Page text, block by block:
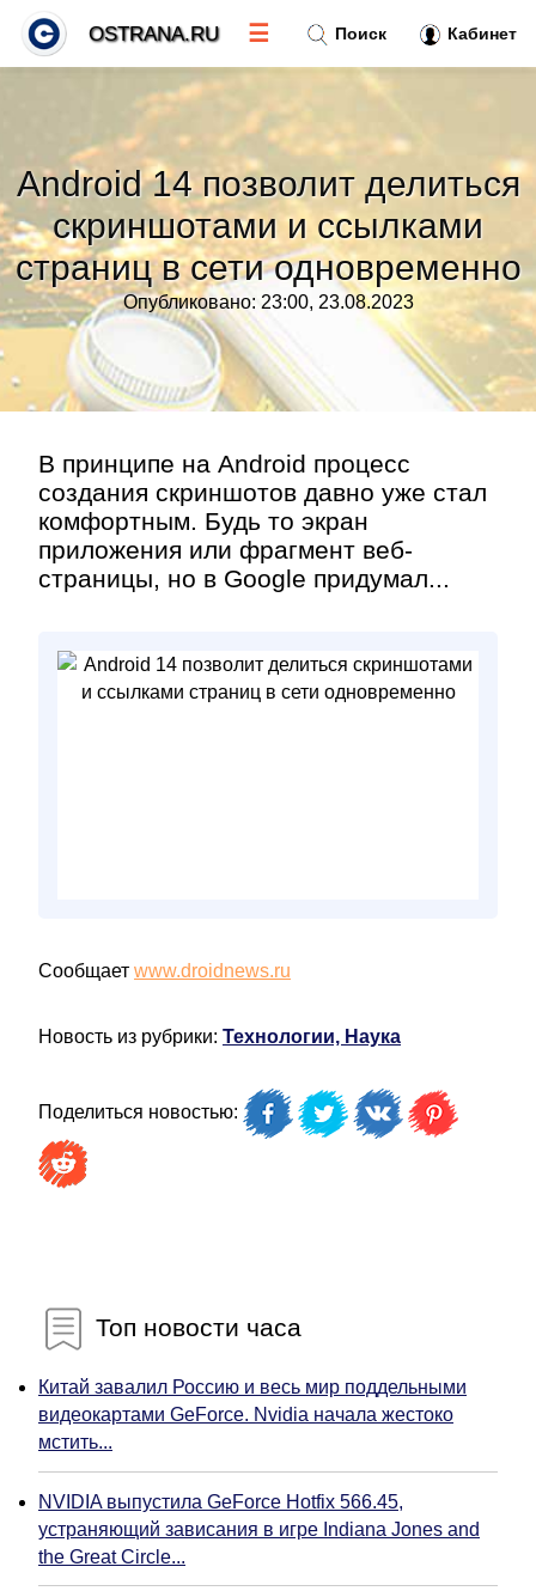
Android 14 позволит делиться
скриншотами и ссылками
страниц в сети одновременно
Опубликовано: 23:00, 23.08.2023
В принципе на Android процесс
создания скриншотов давно уже стал
комфортным. Будь то экран
приложения или фрагмент веб-
страницы, но в Google придумал...
Сообщает www.droidnews.ru
Новость из рубрики: Технологии, Наука
Поделиться новостью:
Топ новости часа
Китай завалил Россию и весь мир поддельными
видеокартами GeForce. Nvidia начала жестоко
мстить...
NVIDIA выпустила GeForce Hotfix 566.45,
устраняющий зависания в игре Indiana Jones and
the Great Circle...
Поиск Кабинет
OSTRANA.RU ☰
Тренды новостей »
Рубрики»
Правила
Контакт»